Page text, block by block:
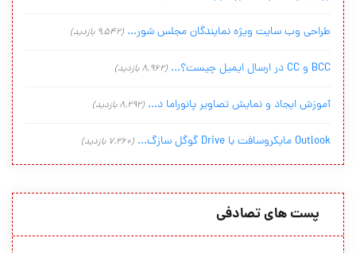
طراحی وب سایت ویژه نمایندگان مجلس شور... (9,542 بازدید)
BCC و CC در ارسال ایمیل چیست؟... (8,962 بازدید)
آموزش ایجاد و نمایش تصاویر پانوراما د... (8,292 بازدید)
Outlook مایکروسافت با Drive گوگل سازگ... (7,260 بازدید)
پست های تصادفی